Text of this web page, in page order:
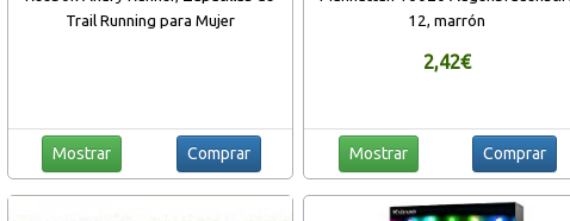
Trail Running para Mujer
Mostrar Comprar
12, marrón
2,42€
Mostrar Comprar